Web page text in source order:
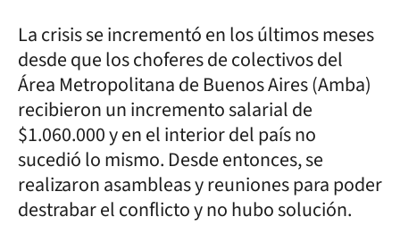
La crisis se incrementó en los últimos meses
desde que los choferes de colectivos del
Área Metropolitana de Buenos Aires (Amba)
recibieron un incremento salarial de
$1.060.000 y en el interior del país no
sucedió lo mismo. Desde entonces, se
realizaron asambleas y reuniones para poder
destrabar el conflicto y no hubo solución.